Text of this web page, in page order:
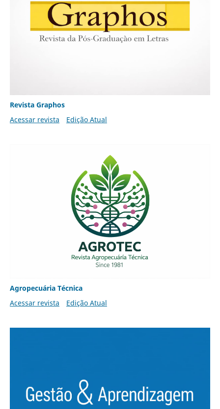
Revista Graphos
Acessar revista
Edição Atual
Agropecuária Técnica
Acessar revista
Edição Atual